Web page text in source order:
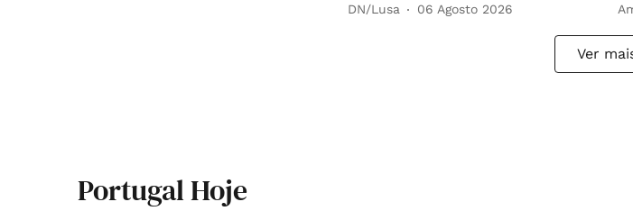
DN/Lusa 06 Agosto 2026
Ver
Portugal Hoje